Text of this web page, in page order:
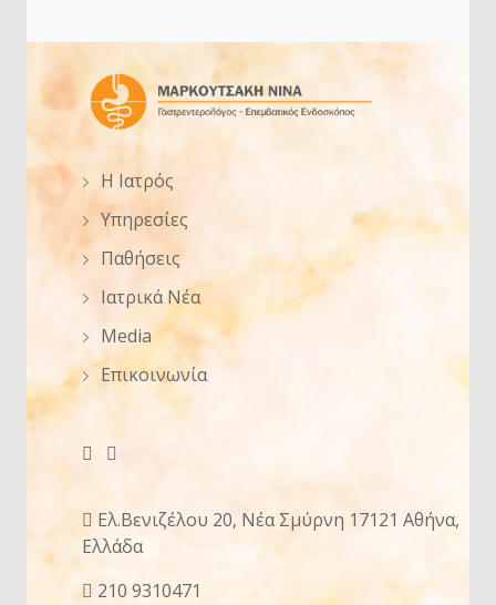
Η Ιατρός
Υπηρεσίες
Παθήσεις
Ιατρικά Νέα
Media
Επικοινωνία
Ελ.Βενιζέλου 20, Νέα Σμύρνη 17121 Αθήνα,
Ελλάδα
210 9310471